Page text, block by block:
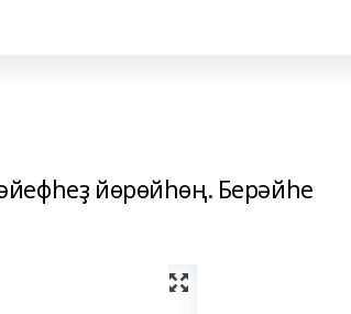
йөрөйһөң. Берәйһе